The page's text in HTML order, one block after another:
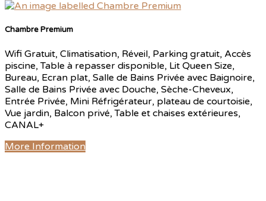
Chambre Premium
Wifi Gratuit, Climatisation, Réveil, Parking gratuit, Accès
piscine, Table à repasser disponible, Lit Queen Size,
Bureau, Ecran plat, Salle de Bains Privée avec Baignoire,
Salle de Bains Privée avec Douche, Sèche-Cheveux,
Entrée Privée, Mini Réfrigérateur, plateau de courtoisie,
Vue jardin, Balcon privé, Table et chaises extérieures,
CANAL+
More Information